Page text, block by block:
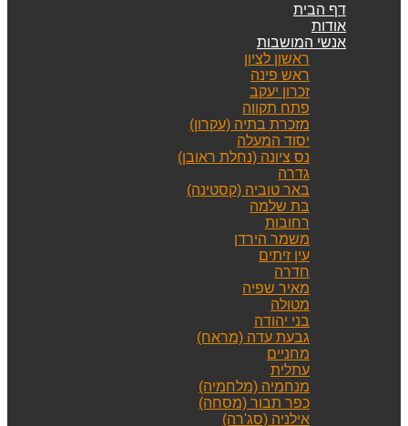
דף הבית
אודות
אנשי המושבות
ראשון לציון
ראש פינה
זכרון יעקב
פתח תקווה
מזכרת בתיה (עקרון)
יסוד המעלה
נס ציונה (נחלת ראובן)
גדרה
באר טוביה (קסטינה)
בת שלמה
רחובות
משמר הירדן
עין זיתים
חדרה
מאיר שפיה
מטולה
בני יהודה
גבעת עדה (מראח)
מחניים
עתלית
מנחמיה (מלחמיה)
כפר תבור (מסחה)
אילניה (סג'רה)